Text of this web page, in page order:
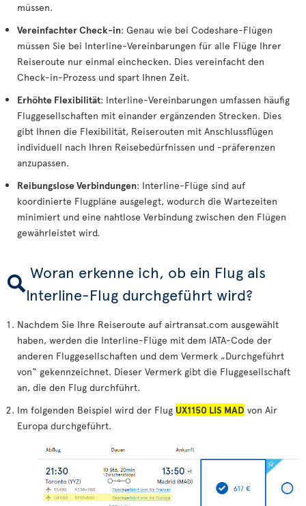
müssen.
Vereinfachter Check-in: Genau wie bei Codeshare-Flügen
müssen Sie bei Interline-Vereinbarungen für alle Flüge Ihrer
Reiseroute nur einmal einchecken. Dies vereinfacht den
Check-in-Prozess und spart Ihnen Zeit.
Erhöhte Flexibilität: Interline-Vereinbarungen umfassen häufig
Fluggesellschaften mit einander ergänzenden Strecken. Dies
gibt Ihnen die Flexibilität, Reiserouten mit Anschlussflügen
individuell nach Ihren Reisebedürfnissen und -präferenzen
anzupassen.
Reibungslose Verbindungen: Interline-Flüge sind auf
koordinierte Flugpläne ausgelegt, wodurch die Wartezeiten
minimiert und eine nahtlose Verbindung zwischen den Flügen
gewährleistet wird.
Woran erkenne ich, ob ein Flug als
Interline-Flug durchgeführt wird?
Nachdem Sie Ihre Reiseroute auf airtransat.com ausgewählt
haben, werden die Interline-Flüge mit dem IATA-Code der
anderen Fluggesellschaften und dem Vermerk „Durchgeführt
von“ gekennzeichnet. Dieser Vermerk gibt die Fluggesellschaft
an, die den Flug durchführt.
Im folgenden Beispiel wird der Flug UX1150 LIS MAD von Air
Europa durchgeführt.